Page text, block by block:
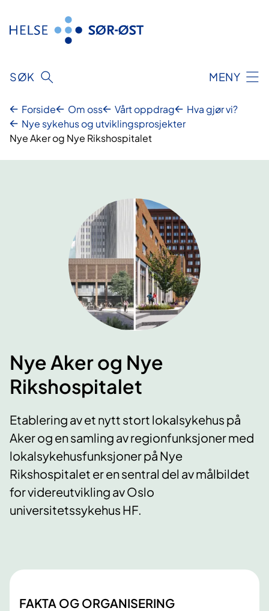
innhold
SØK MENY
Forside Om oss Vårt oppdrag
Hva gjør vi?
Nye sykehus og utviklingsprosjekter
Nye Aker og Nye Rikshospitalet
Nye Aker og Nye
Rikshospitalet
Etablering av et nytt stort lokalsykehus på
Aker og en samling av regionfunksjoner med
lokalsykehusfunksjoner på Nye
Rikshospitalet er en sentral del av målbildet
for videreutvikling av Oslo
universitetssykehus HF.
FAKTA OG ORGANISERING